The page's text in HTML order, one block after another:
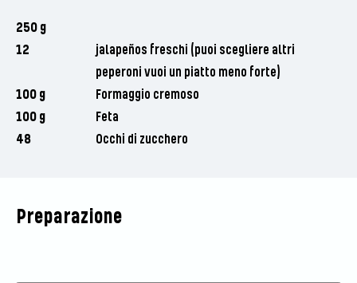
250 g
12
jalapeños freschi (puoi scegliere altri
peperoni vuoi un piatto meno forte)
100 g
Formaggio cremoso
100 g
Feta
48
Occhi di zucchero
Preparazione